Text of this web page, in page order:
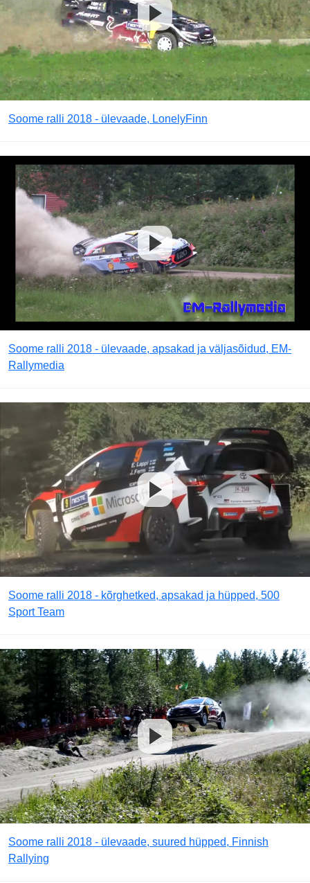
Soome ralli 2018 - ülevaade, LonelyFinn
Soome ralli 2018 - ülevaade, apsakad ja väljasõidud, EM-
Rallymedia
Soome ralli 2018 - kõrghetked, apsakad ja hüpped, 500
Sport Team
Soome ralli 2018 - ülevaade, suured hüpped, Finnish
Rallying